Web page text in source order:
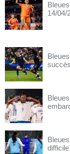
14/04/
succès